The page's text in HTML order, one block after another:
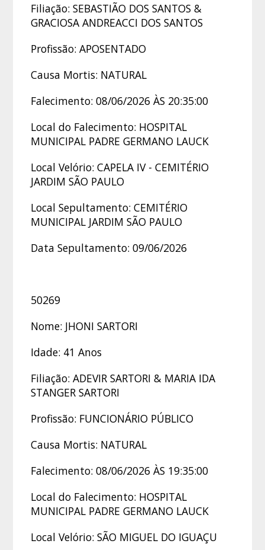
Filiação: SEBASTIÃO DOS SANTOS &
GRACIOSA ANDREACCI DOS SANTOS
Profissão: APOSENTADO
Causa Mortis: NATURAL
Falecimento: 08/06/2026 ÀS 20:35:00
Local do Falecimento: HOSPITAL
MUNICIPAL PADRE GERMANO LAUCK
Local Velório: CAPELA IV - CEMITÉRIO
JARDIM SÃO PAULO
Local Sepultamento: CEMITÉRIO
MUNICIPAL JARDIM SÃO PAULO
Data Sepultamento: 09/06/2026
50269
Nome: JHONI SARTORI
Idade: 41 Anos
Filiação: ADEVIR SARTORI & MARIA IDA
STANGER SARTORI
Profissão: FUNCIONÁRIO PÚBLICO
Causa Mortis: NATURAL
Falecimento: 08/06/2026 ÀS 19:35:00
Local do Falecimento: HOSPITAL
MUNICIPAL PADRE GERMANO LAUCK
Local Velório: SÃO MIGUEL DO IGUAÇU